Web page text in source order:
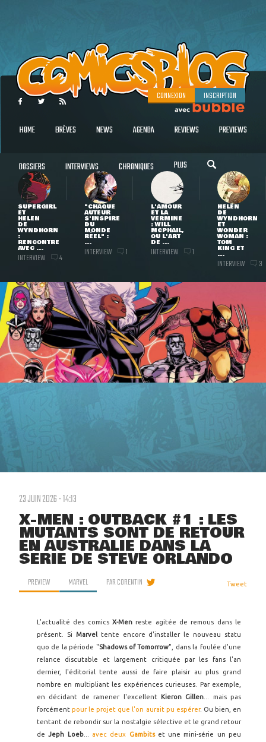
CONNEXION INSCRIPTION
HOME BRÈVES NEWS AGENDA REVIEWS PREVIEWS
DOSSIERS INTERVIEWS CHRONIQUES PLUS
SUPERGIRL
ET
HELEN
DE
WYNDHORN
:
RENCONTRE
AVEC ...
INTERVIEW 4
"CHAQUE
AUTEUR
S'INSPIRE
DU
MONDE
RÉEL" :
...
INTERVIEW 1
L'AMOUR
ET LA
VERMINE
: WILL
MCPHAIL,
OU L'ART
DE ...
INTERVIEW 1
HELEN
DE
WYNDHORN
ET
WONDER
WOMAN :
TOM
KING ET
...
INTERVIEW 3
23 JUIN 2026 - 14:13
X-MEN : OUTBACK #1 : LES
MUTANTS SONT DE RETOUR
EN AUSTRALIE DANS LA
SÉRIE DE STEVE ORLANDO
PREVIEW MARVEL PARCORENTIN Tweet
L'actualité des comics X-Men reste agitée de remous dans le
présent. Si Marveltente encore d'installer le nouveau statu
quo de la période "Shadows of Tomorrow", dans la foulée d'une
relance discutable et largement critiquée par les fans l'an
dernier, l'éditorial tente aussi de faire plaisir au plus grand
nombre en multipliant les expériences curieuses. Par exemple,
en décidant de ramener l'excellent Kieron Gillen ... mais pas
forcémentpour le projet que l'on aurait pu espérer. Ou bien, en
tentant de rebondir sur la nostalgie sélective et le grand retour
deJeph Loeb... avec deux Gambitset une mini-série un peu